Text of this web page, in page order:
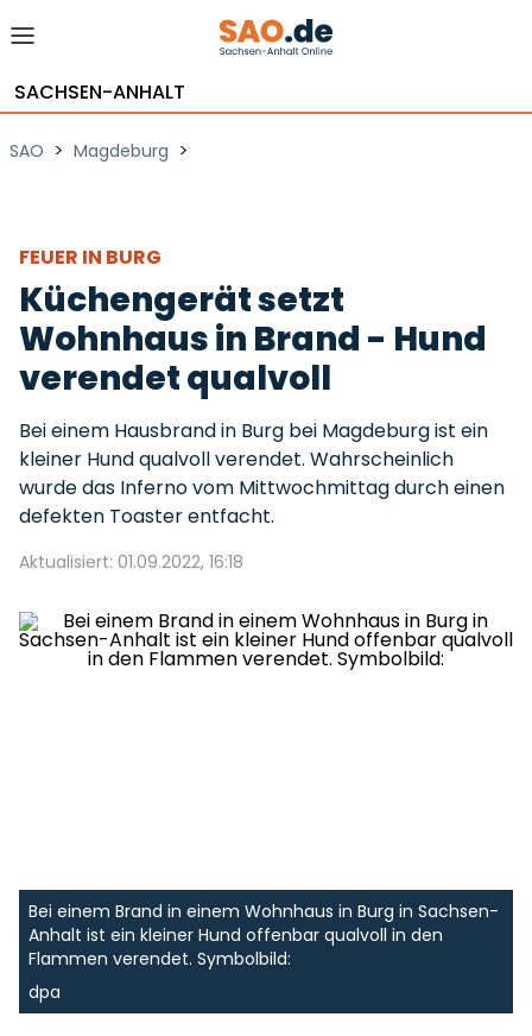
SACHSEN-ANHALT
SAO > Magdeburg >
FEUER IN BURG
Küchengerät setzt
Wohnhaus in Brand - Hund
verendet qualvoll
Bei einem Hausbrand in Burg bei Magdeburg ist ein
kleiner Hund qualvoll verendet. Wahrscheinlich
wurde das Inferno vom Mittwochmittag durch einen
defekten Toaster entfacht.
Aktualisiert: 01.09.2022, 16:18
Bei einem Brand in einem Wohnhaus in Burg in Sachsen-
Anhalt ist ein kleiner Hund offenbar qualvoll in den
Flammen verendet. Symbolbild:
dpa